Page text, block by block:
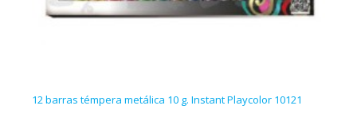
12 barras témpera metálica 10 g. Instant Playcolor 10121